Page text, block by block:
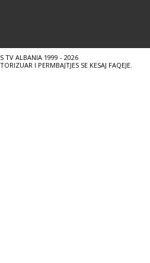
TV ALBANIA 1999 - 2026
I PERMBAJTJES SE KESAJ FAQEJE.